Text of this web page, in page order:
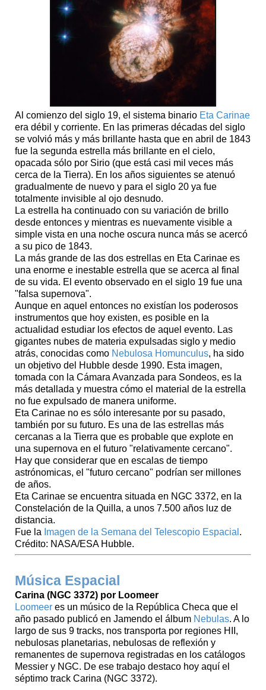
Al comienzo del siglo 19, el sistema binario Eta Carinae
era débil y corriente. En las primeras décadas del siglo
se volvió más y más brillante hasta que en abril de 1843
fue la segunda estrella más brillante en el cielo,
opacada sólo por Sirio (que está casi mil veces más
cerca de la Tierra). En los años siguientes se atenuó
gradualmente de nuevo y para el siglo 20 ya fue
totalmente invisible al ojo desnudo.
La estrella ha continuado con su variación de brillo
desde entonces y mientras es nuevamente visible a
simple vista en una noche oscura nunca más se acercó
a su pico de 1843.
La más grande de las dos estrellas en Eta Carinae es
una enorme e inestable estrella que se acerca al final
de su vida. El evento observado en el siglo 19 fue una
"falsa supernova".
Aunque en aquel entonces no existían los poderosos
instrumentos que hoy existen, es posible en la
actualidad estudiar los efectos de aquel evento. Las
gigantes nubes de materia expulsadas siglo y medio
atrás, conocidas como Nebulosa Homunculus, ha sido
un objetivo del Hubble desde 1990. Esta imagen,
tomada con la Cámara Avanzada para Sondeos, es la
más detallada y muestra cómo el material de la estrella
no fue expulsado de manera uniforme.
Eta Carinae no es sólo interesante por su pasado,
también por su futuro. Es una de las estrellas más
cercanas a la Tierra que es probable que explote en
una supernova en el futuro "relativamente cercano".
Hay que considerar que en escalas de tiempo
astrónomicas, el "futuro cercano" podrían ser millones
de años.
Eta Carinae se encuentra situada en NGC 3372, en la
Constelación de la Quilla, a unos 7.500 años luz de
distancia.
Fue la Imagen de la Semana del Telescopio Espacial .
Crédito: NASA/ESA Hubble.
Música Espacial
Carina (NGC 3372) por Loomeer
Loomeer es un músico de la República Checa que el
año pasado publicó en Jamendo el álbum Nebulas. A lo
largo de sus 9 tracks, nos transporta por regiones HII,
nebulosas planetarias, nebulosas de reflexión y
remanentes de supernova registradas en los catálogos
Messier y NGC. De ese trabajo destaco hoy aquí el
séptimo track Carina (NGC 3372).